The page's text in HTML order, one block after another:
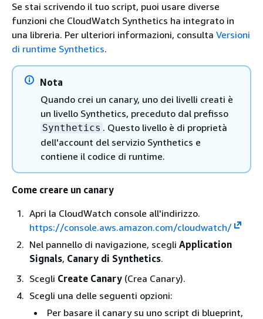
Se stai scrivendo il tuo script, puoi usare diverse
funzioni che CloudWatch Synthetics ha integrato in
una libreria. Per ulteriori informazioni, consulta Versioni
di runtime Synthetics.
Nota
Quando crei un canary, uno dei livelli creati è
un livello Synthetics, preceduto dal prefisso
Synthetics . Questo livello è di proprietà
dell'account del servizio Synthetics e
contiene il codice di runtime.
Come creare un canary
Apri la CloudWatch console all'indirizzo.
https://console.aws.amazon.com/cloudwatch/
Nel pannello di navigazione, scegli Application
Signals, Canary di Synthetics.
Scegli Create Canary (Crea Canary).
Scegli una delle seguenti opzioni:
Per basare il canary su uno script di blueprint,